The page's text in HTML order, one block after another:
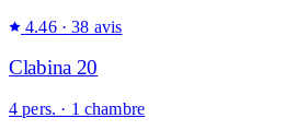
4.46 · 38 avis
Clabina 20
4 pers. · 1 chambre